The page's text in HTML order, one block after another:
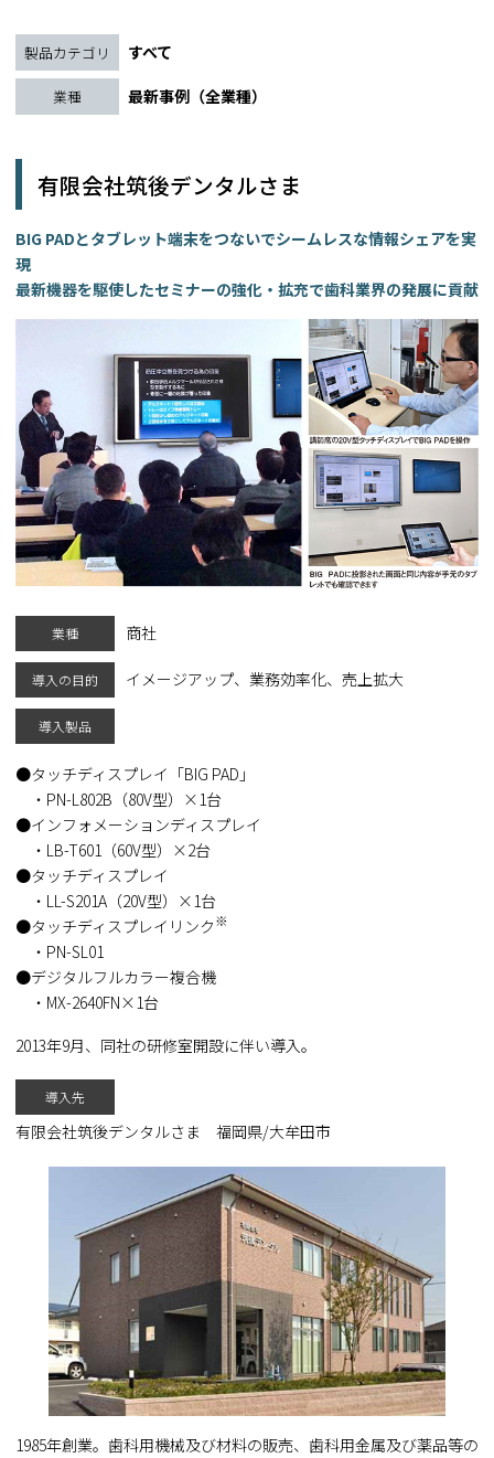
製品カテゴリ すべて
業種 最新事例（全業種）
有限会社筑後デンタルさま
BIG PADとタブレット端末をつないでシームレスな情報シェアを実
現
最新機器を駆使したセミナーの強化・拡充で歯科業界の発展に貢献
業種 商社
導入の目的 イメージアップ、業務効率化、売上拡大
導入製品
タッチディスプレイ「BIG PAD」
・PN-L802B（80V型）×1台
インフォメーションディスプレイ
・LB-T601（60V型）×2台
タッチディスプレイ
・LL-S201A（20V型）×1台
タッチディスプレイリンク※
・PN-SL01
デジタルフルカラー複合機
・MX-2640FN×1台
2013年9月、同社の研修室開設に伴い導入。
導入先
有限会社筑後デンタルさま 福岡県/大牟田市
1985年創業。歯科用機械及び材料の販売、歯科用金属及び薬品等の